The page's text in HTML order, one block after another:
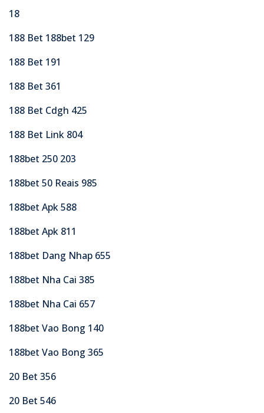
18
188 Bet 188bet 129
188 Bet 191
188 Bet 361
188 Bet Cdgh 425
188 Bet Link 804
188bet 250 203
188bet 50 Reais 985
188bet Apk 588
188bet Apk 811
188bet Dang Nhap 655
188bet Nha Cai 385
188bet Nha Cai 657
188bet Vao Bong 140
188bet Vao Bong 365
20 Bet 356
20 Bet 546